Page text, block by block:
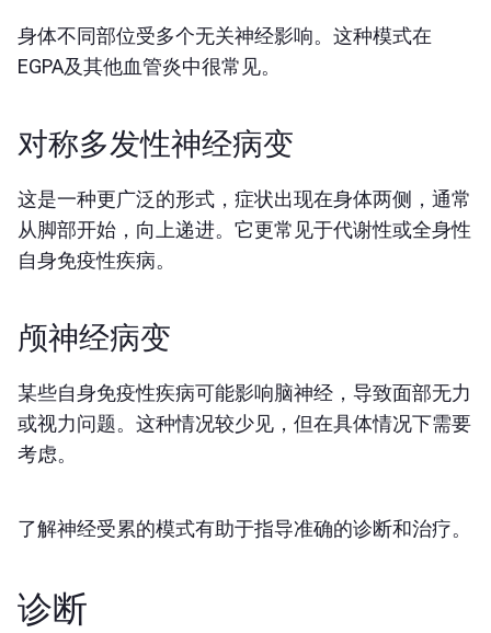
身体不同部位受多个无关神经影响。这种模式在
EGPA及其他血管炎中很常见。
对称多发性神经病变
这是一种更广泛的形式，症状出现在身体两侧，通常
从脚部开始，向上递进。它更常见于代谢性或全身性
自身免疫性疾病。
颅神经病变
某些自身免疫性疾病可能影响脑神经，导致面部无力
或视力问题。这种情况较少见，但在具体情况下需要
考虑。
了解神经受累的模式有助于指导准确的诊断和治疗。
诊断